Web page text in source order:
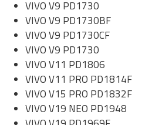
VIVO V9 PD1730
VIVO V9 PD1730BF
VIVO V9 PD1730CF
VIVO V9 PD1730
VIVO V11 PD1806
VIVO V11 PRO PD1814F
VIVO V15 PRO PD1832F
VIVO V19 NEO PD1948